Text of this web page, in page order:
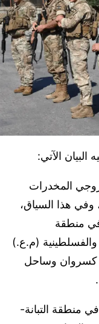
الآتي:
المخدرات
وفي هذا السياق،
منطقة
(م.ع.)
كسروان وساحل
منطقة التبانة-